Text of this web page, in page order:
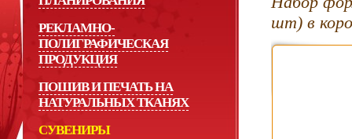
РЕКЛАМНО-
ПОЛИГРАФИЧЕСКАЯ
ПРОДУКЦИЯ
ПОШИВ И ПЕЧАТЬ НА
НАТУРАЛЬНЫХ ТКАНЯХ
СУВЕНИРЫ
шт) в